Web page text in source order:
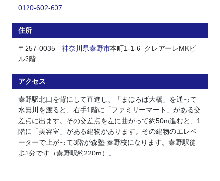
0120-602-607
住所
〒257-0035 神奈川県秦野市本町1-1-6 クレアーレMKビ
ル3階
アクセス
秦野駅北口を背にして直進し、「まほろば大橋」を通って
水無川を渡ると、右手1階に「ファミリーマート」がある交
差点に出ます。その交差点を左に曲がって約50m進むと、1
階に「美容室」がある建物があります。その建物のエレベ
ーターで上がって3階が森塾 秦野校になります。秦野駅徒
歩3分です（秦野駅約220m）。